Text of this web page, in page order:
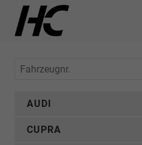
Fahrzeugnr.
AUDI
CUPRA